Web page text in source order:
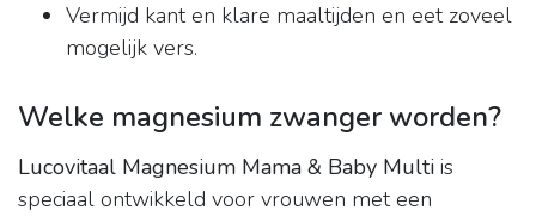
Vermijd kant en klare maaltijden en eet zoveel
mogelijk vers.
Welke magnesium zwanger worden?
Lucovitaal Magnesium Mama & Baby Multi is
speciaal ontwikkeld voor vrouwen met een